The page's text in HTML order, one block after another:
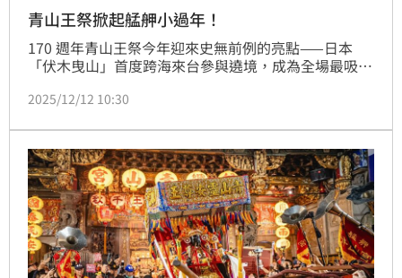
青山王祭掀起艋舺小過年！
170 週年青山王祭今年迎來史無前例的亮點——日本
「伏木曳山」首度跨海來台參與遶境，成為全場最吸睛
高達 4.2 公尺的壯觀外型加上日本傳統工藝細節，沿途
2025/12/12 10:30